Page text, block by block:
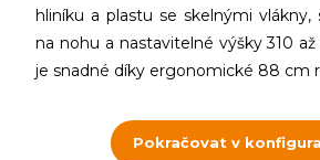
hliníku a plastu se skelnými
na nohu a nastavitelné výšky 310
je snadné díky ergonomické 88 cm
Pokračovat v